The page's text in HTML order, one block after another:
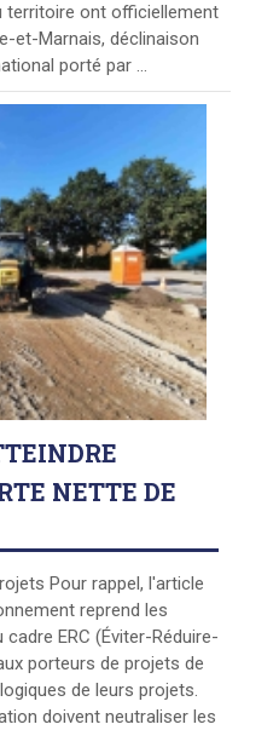
territoire ont officiellement
et-Marnais, déclinaison
porté par ...
NETTE DE
Pour rappel, l'article
reprend les
ERC (Éviter-Réduire-
porteurs de projets de
de leurs projets.
doivent neutraliser les